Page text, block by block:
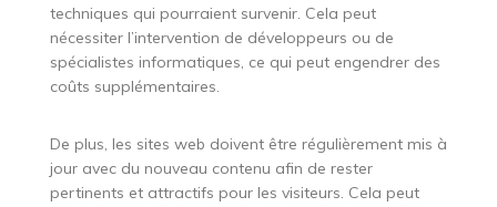
techniques qui pourraient survenir. Cela peut
nécessiter l’intervention de développeurs ou de
spécialistes informatiques, ce qui peut engendrer des
coûts supplémentaires.
De plus, les sites web doivent être régulièrement mis à
jour avec du nouveau contenu afin de rester
pertinents et attractifs pour les visiteurs. Cela peut